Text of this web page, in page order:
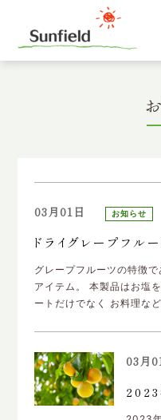
03月01日 お知らせ
ドライグレープフルー
グレープフルーツの特徴
アイテム。 本製品はお塩
ートだけでなく お料理な
03月
2023